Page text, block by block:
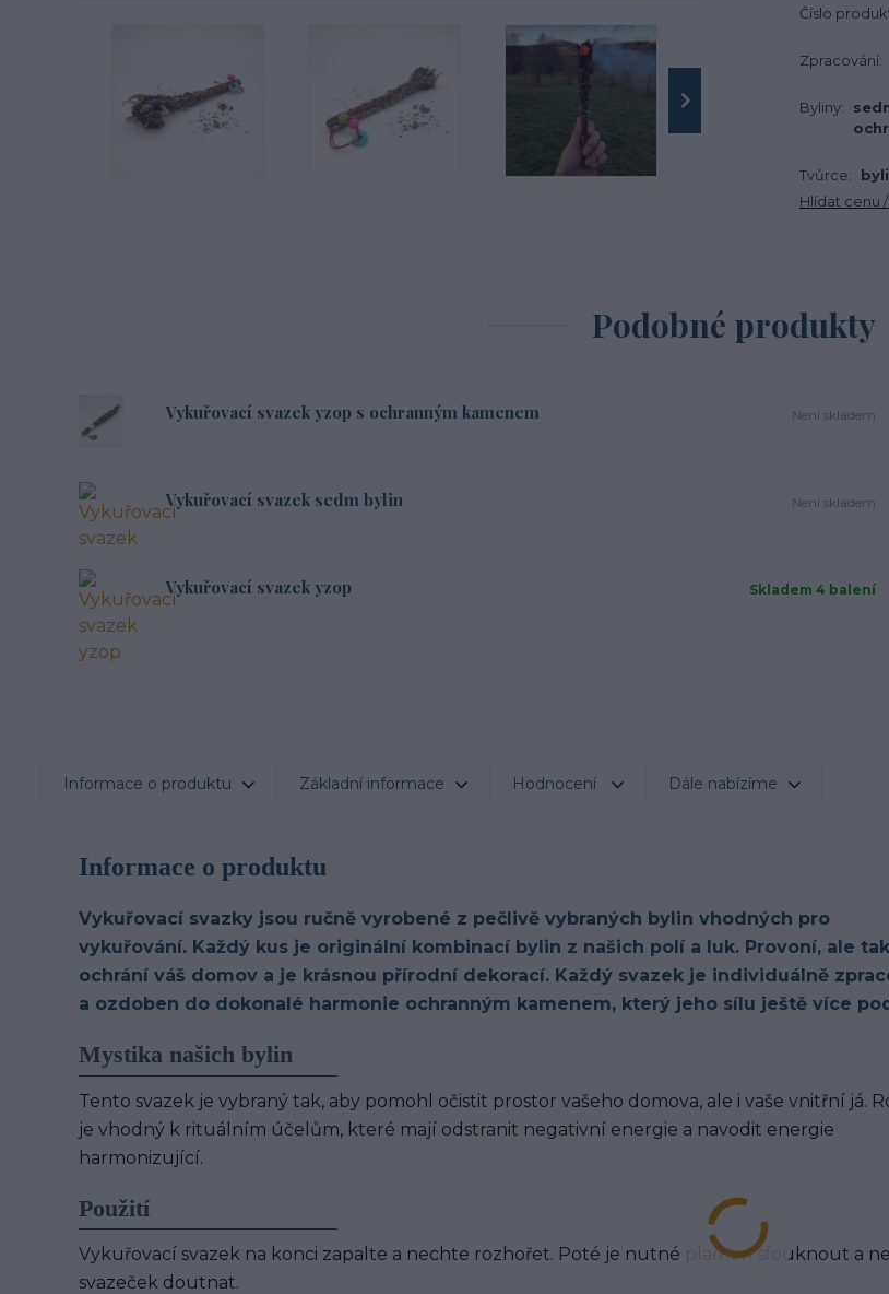
Číslo
Zpracování:
Byliny:
Tvůrce:
Hlídat cenu
Podobné produkty
Vykuřovací svazek yzop s ochranným kamenem Není skladem
Vykuřovací svazek sedm bylin Není skladem
Vykuřovací svazek yzop Skladem 4 balení
Informace o produktu Základní informace Hodnocení Dále nabízíme
Informace o produktu
Vykuřovací svazky jsou ručně vyrobené z pečlivě vybraných bylin vhodných pro
vykuřování. Každý kus je originální kombinací bylin z našich polí a luk. Provoní, ale
ochrání váš domov a je krásnou přírodní dekorací. Každý svazek je individuálně
a ozdoben do dokonalé harmonie ochranným kamenem, který jeho sílu ještě více
Mystika našich bylin
Tento svazek je vybraný tak, aby pomohl očistit prostor vašeho domova, ale i vaše vnitřní já.
je vhodný k rituálním účelům, které mají odstranit negativní energie a navodit energie
harmonizující.
Použití
Vykuřovací svazek na konci zapalte a nechte rozhořet. Poté je nutné plamen sfouknout a
svazeček doutnat.